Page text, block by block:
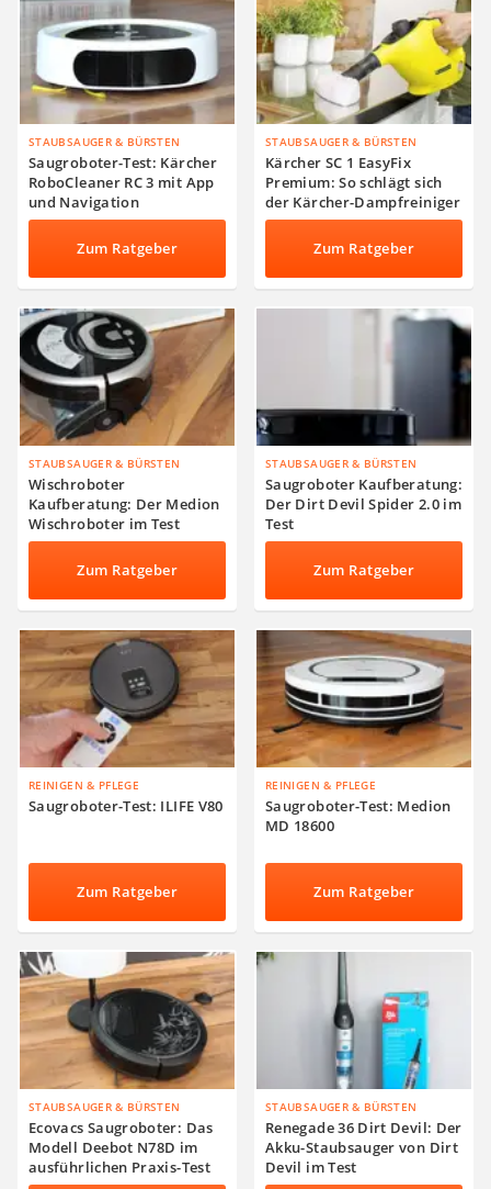
STAUBSAUGER & BÜRSTEN
Saugroboter-Test: Kärcher
RoboCleaner RC 3 mit App
und Navigation
Zum Ratgeber
STAUBSAUGER & BÜRSTEN
Kärcher SC 1 EasyFix
Premium: So schlägt sich
der Kärcher-Dampfreiniger
im Test
Zum Ratgeber
STAUBSAUGER & BÜRSTEN
Wischroboter
Kaufberatung: Der Medion
Wischroboter im Test
Zum Ratgeber
STAUBSAUGER & BÜRSTEN
Saugroboter Kaufberatung:
Der Dirt Devil Spider 2.0 im
Test
Zum Ratgeber
REINIGEN & PFLEGE
Saugroboter-Test: ILIFE V80
Zum Ratgeber
REINIGEN & PFLEGE
Saugroboter-Test: Medion
MD 18600
Zum Ratgeber
STAUBSAUGER & BÜRSTEN
Ecovacs Saugroboter: Das
Modell Deebot N78D im
ausführlichen Praxis-Test
STAUBSAUGER & BÜRSTEN
Renegade 36 Dirt Devil: Der
Akku-Staubsauger von Dirt
Devil im Test